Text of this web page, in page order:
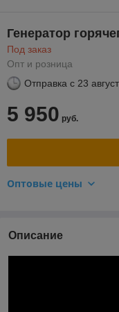
Генератор
Под заказ
Опт и розница
Отправка с 23
5 950 руб.
Оптовые цены
Описание